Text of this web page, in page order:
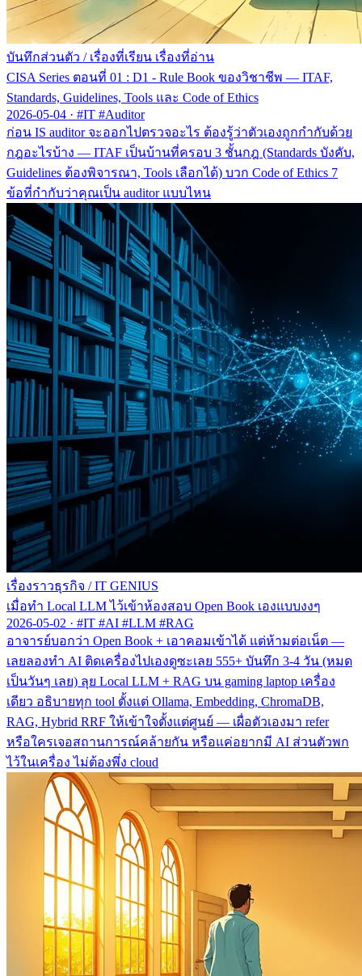
บันทึกส่วนตัว / เรื่องที่เรียน เรื่องที่อ่าน
CISA Series ตอนที่ 01 : D1 - Rule Book ของวิชาชีพ — ITAF,
Standards, Guidelines, Tools และ Code of Ethics
2026-05-04 · #IT #Auditor
ก่อน IS auditor จะออกไปตรวจอะไร ต้องรู้ว่าตัวเองถูกกำกับด้วย
กฎอะไรบ้าง — ITAF เป็นบ้านที่ครอบ 3 ชั้นกฎ (Standards บังคับ,
Guidelines ต้องพิจารณา, Tools เลือกได้) บวก Code of Ethics 7
ข้อที่กำกับว่าคุณเป็น auditor แบบไหน
เรื่องราวธุรกิจ / IT GENIUS
เมื่อทำ Local LLM ไว้เข้าห้องสอบ Open Book เองแบบงงๆ
2026-05-02 · #IT #AI #LLM #RAG
อาจารย์บอกว่า Open Book + เอาคอมเข้าได้ แต่ห้ามต่อเน็ต —
เลยลองทำ AI ติดเครื่องไปเองดูซะเลย 555+ บันทึก 3-4 วัน (หมด
เป็นวันๆ เลย) ลุย Local LLM + RAG บน gaming laptop เครื่อง
เดียว อธิบายทุก tool ตั้งแต่ Ollama, Embedding, ChromaDB,
RAG, Hybrid RRF ให้เข้าใจตั้งแต่ศูนย์ — เผื่อตัวเองมา refer
หรือใครเจอสถานการณ์คล้ายกัน หรือแค่อยากมี AI ส่วนตัวพก
ไว้ในเครื่อง ไม่ต้องพึ่ง cloud